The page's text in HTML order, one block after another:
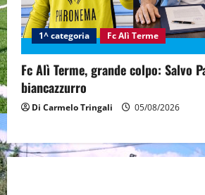
1^ categoria Fc Alì Terme
Fc Alì Terme, grande colpo: Salvo
biancazzurro
Di Carmelo Tringali 05/08/2026